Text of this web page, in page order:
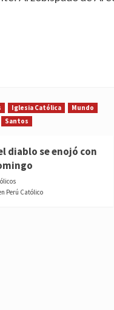
Iglesia Católica
Mundo
Santos
diablo se enojó con
Perú Católico